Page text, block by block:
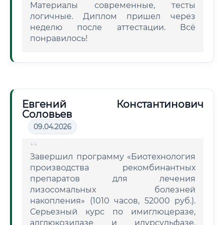
Материалы современные, тесты
логичные. Диплом пришел через
неделю после аттестации. Всё
понравилось!
Евгений Константинович
Соловьев
09.04.2026
Завершил программу «Биотехнология
производства рекомбинантных
препаратов для лечения
лизосомальных болезней
накопления» (1010 часов, 52000 руб.).
Серьезный курс по имиглюцеразе,
алглюкозидазе и идурсульфазе.